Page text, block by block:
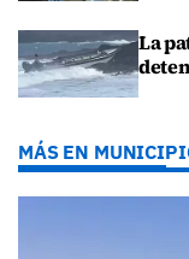
La
MÁS EN